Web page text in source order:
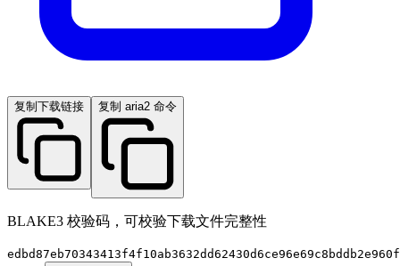
复制下载链接 复制 aria2 命令
BLAKE3 校验码，可校验下载文件完整性